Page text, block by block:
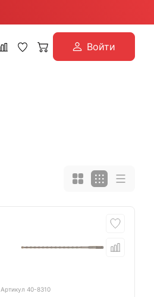
Войти
Артикул 40-8310